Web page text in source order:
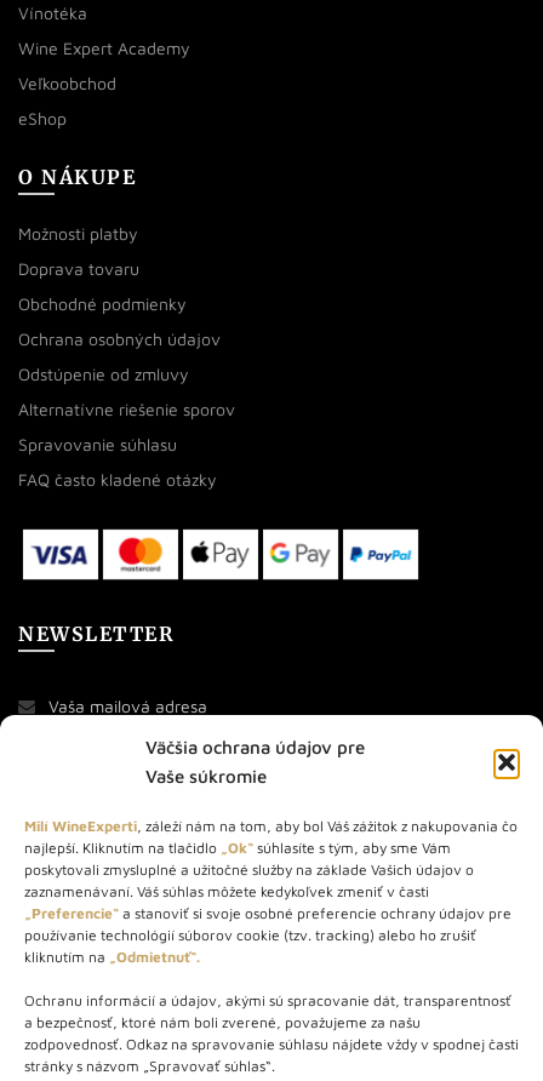
Väčšia ochrana údajov pre
Vaše súkromie
Milí WineExperti, záleží nám na tom, aby bol Váš zážitok z nakupovania čo
najlepší. Kliknutím na tlačidlo „Ok“ súhlasíte s tým, aby sme Vám
poskytovali zmysluplné a užitočné služby na základe Vašich údajov o
zaznamenávaní. Váš súhlas môžete kedykoľvek zmeniť v časti
„Preferencie“ a stanoviť si svoje osobné preferencie ochrany údajov pre
používanie technológií súborov cookie (tzv. tracking) alebo ho zrušiť
kliknutím na „Odmietnuť“.
Ochranu informácií a údajov, akými sú spracovanie dát, transparentnosť
a bezpečnosť, ktoré nám boli zverené, považujeme za našu
zodpovednosť. Odkaz na spravovanie súhlasu nájdete vždy v spodnej časti
stránky s názvom „Spravovať súhlas“.
Vínotéka
Wine Expert Academy
Veľkoobchod
eShop
O NÁKUPE
Možnosti platby
Doprava tovaru
Obchodné podmienky
Ochrana osobných údajov
Odstúpenie od zmluvy
Alternatívne riešenie sporov
Spravovanie súhlasu
FAQ často kladené otázky
NEWSLETTER
O NÁS
STORE – obchod s vínom a destilátmi od roku 2010. Na našej
webovej stránke predávame viac ako 1000+ značkových
produktov.
Info tel.: +421 917 779 888
Vínotéka: +421 917 888 879